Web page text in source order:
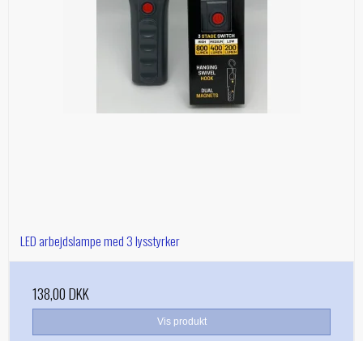
LED arbejdslampe med 3 lysstyrker
138,00 DKK
Vis produkt